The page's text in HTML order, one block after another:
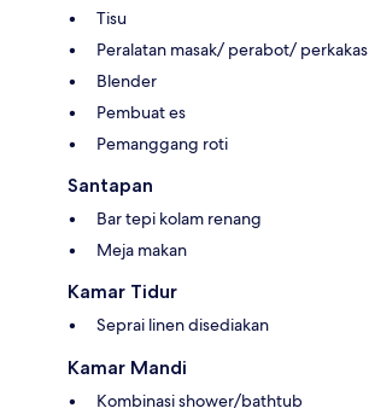
Tisu
Peralatan masak/ perabot/ perkakas
Blender
Pembuat es
Pemanggang roti
Santapan
Bar tepi kolam renang
Meja makan
Kamar Tidur
Seprai linen disediakan
Kamar Mandi
Kombinasi shower/bathtub